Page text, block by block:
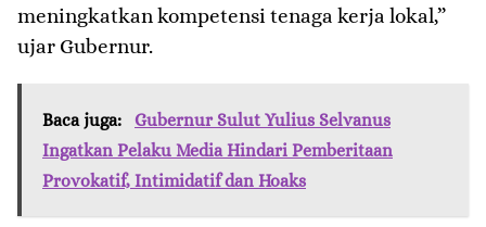
meningkatkan kompetensi tenaga kerja lokal,”
ujar Gubernur.
Baca juga:
Gubernur Sulut Yulius Selvanus
Ingatkan Pelaku Media Hindari Pemberitaan
Provokatif, Intimidatif dan Hoaks